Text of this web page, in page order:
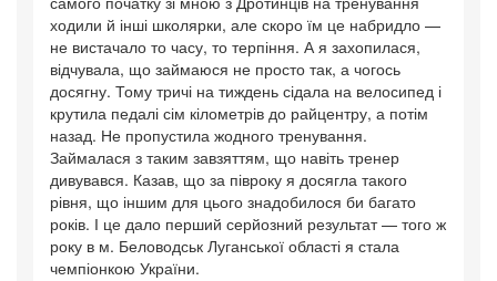
ходили й інші школярки, але скоро їм це набридло —
не вистачало то часу, то терпіння. А я захопилася,
відчувала, що займаюся не просто так, а чогось
досягну. Тому тричі на тиждень сідала на велосипед і
крутила педалі сім кілометрів до райцентру, а потім
назад. Не пропустила жодного тренування.
Займалася з таким завзяттям, що навіть тренер
дивувався. Казав, що за півроку я досягла такого
рівня, що іншим для цього знадобилося би багато
років. І це дало перший серйозний результат — того ж
року в м. Беловодськ Луганської області я стала
чемпіонкою України.